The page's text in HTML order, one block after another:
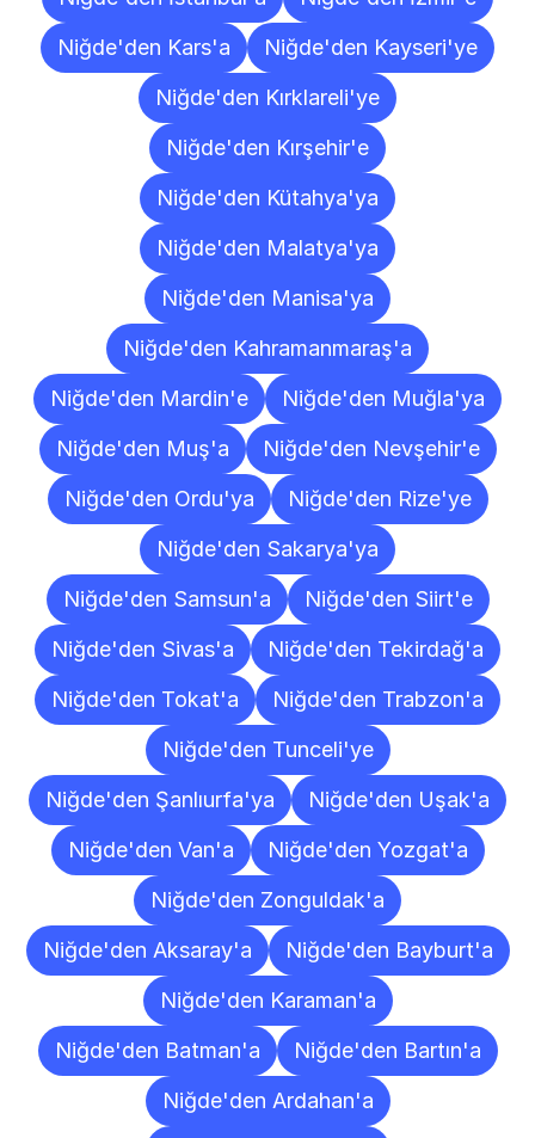
Niğde'den Kars'a
Niğde'den Kayseri'ye
Niğde'den Kırklareli'ye
Niğde'den Kırşehir'e
Niğde'den Kütahya'ya
Niğde'den Malatya'ya
Niğde'den Manisa'ya
Niğde'den Kahramanmaraş'a
Niğde'den Mardin'e
Niğde'den Muğla'ya
Niğde'den Muş'a
Niğde'den Nevşehir'e
Niğde'den Ordu'ya
Niğde'den Rize'ye
Niğde'den Sakarya'ya
Niğde'den Samsun'a
Niğde'den Siirt'e
Niğde'den Sivas'a
Niğde'den Tekirdağ'a
Niğde'den Tokat'a
Niğde'den Trabzon'a
Niğde'den Tunceli'ye
Niğde'den Şanlıurfa'ya
Niğde'den Uşak'a
Niğde'den Van'a
Niğde'den Yozgat'a
Niğde'den Zonguldak'a
Niğde'den Aksaray'a
Niğde'den Bayburt'a
Niğde'den Karaman'a
Niğde'den Batman'a
Niğde'den Bartın'a
Niğde'den Ardahan'a